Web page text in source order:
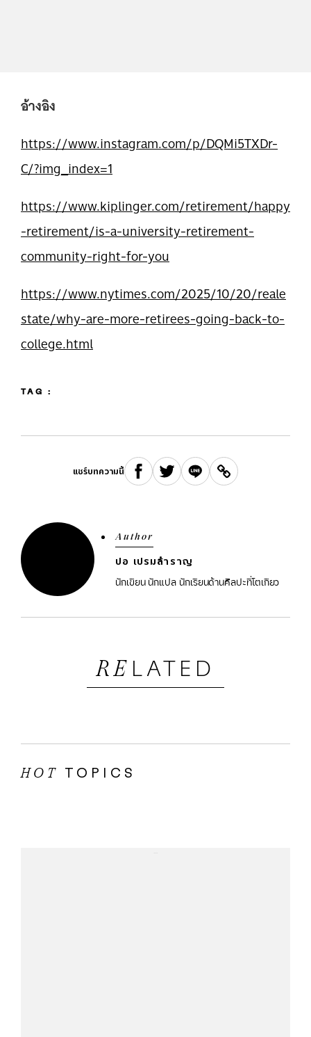
อ้างอิง
https://www.instagram.com/p/DQMi5TXDr-
C/?img_index=1
https://www.kiplinger.com/retirement/happy
-retirement/is-a-university-retirement-
community-right-for-you
https://www.nytimes.com/2025/10/20/reale
state/why-are-more-retirees-going-back-to-
college.html
TAG :
แชร์บทความนี้
Author
ปอ เปรมสำราญ
นักเขียน นักแปล นักเรียนด้านศิลปะที่โตเกียว
RE LATED
HOT TOPICS